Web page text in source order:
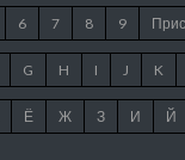
6 7 8 9
G H I J K
Ё Ж З И Й